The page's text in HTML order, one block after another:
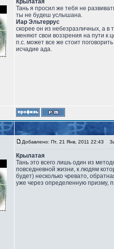
Крылатая
Тань я просил же тебя не
ты не будеш услышана.
Иар Эльтеррус
скорее он из небезразличных, а в
меняют свои воззрения на пути к
п.с. может все же стоит
исчадие ада.
Добавлено: Пт, 21 Янв, 2011 22:43
Крылатая
Тань это всего лишь один из
повседневной жизни, к людям
будет) несколько чревато,
уже через определенную призму,